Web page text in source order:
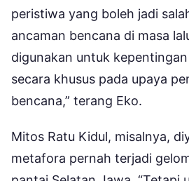
peristiwa yang boleh jadi
ancaman bencana di masa
digunakan untuk
secara khusus pada upaya
bencana,” terang Eko.
Mitos Ratu Kidul, misalnya,
metafora pernah terjadi